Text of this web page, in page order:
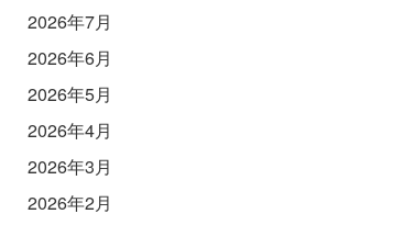
2026年7月
2026年6月
2026年5月
2026年4月
2026年3月
2026年2月